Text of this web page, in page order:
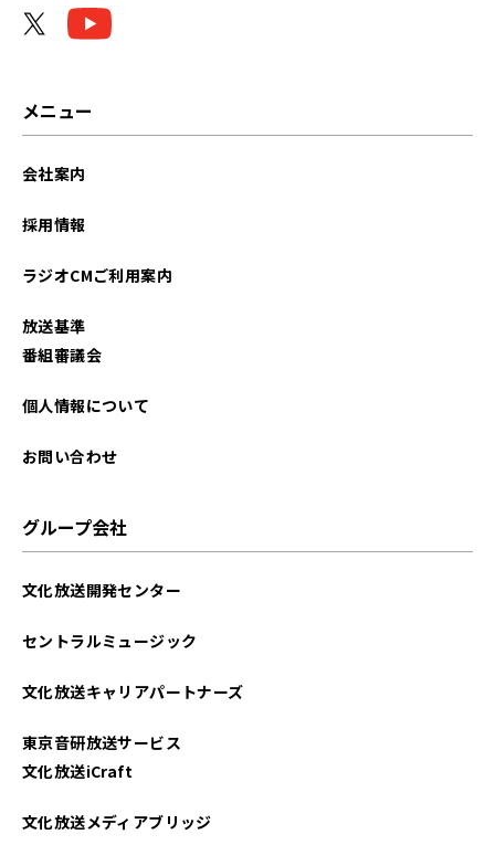
メニュー
会社案内
採用情報
ラジオCMご利用案内
放送基準
番組審議会
個人情報について
お問い合わせ
グループ会社
文化放送開発センター
セントラルミュージック
文化放送キャリアパートナーズ
東京音研放送サービス
文化放送iCraft
文化放送メディアブリッジ